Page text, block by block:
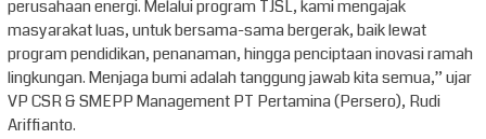
perusahaan energi. Melalui program TJSL, kami mengajak
masyarakat luas, untuk bersama-sama bergerak, baik lewat
program pendidikan, penanaman, hingga penciptaan inovasi ramah
lingkungan. Menjaga bumi adalah tanggung jawab kita semua,” ujar
VP CSR & SMEPP Management PT Pertamina (Persero), Rudi
Ariffianto.